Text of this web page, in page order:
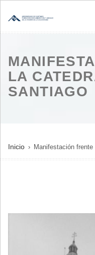
LA
SANTIAGO
SOBRESCRIBIR
ENLACES
LA
Inicio Manifestación